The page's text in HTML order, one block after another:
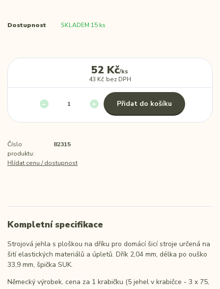
Dostupnost SKLADEM 15 ks
52 Kč/ks
43 Kč bez DPH
Přidat do košíku
Číslo
produktu:
82315
Hlídat cenu / dostupnost
Kompletní specifikace
Strojová jehla s ploškou na dříku pro domácí šicí stroje určená na
šití elastických materiálů a úpletů. Dřík 2,04 mm, délka po ouško
33,9 mm, špička SUK.
Německý výrobek, cena za 1 krabičku (5 jehel v krabičce - 3 x 75,